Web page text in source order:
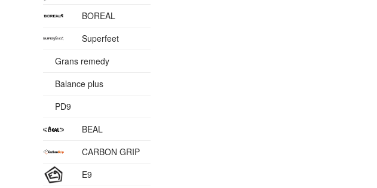
BOREAL
Superfeet
Grans remedy
Balance plus
PD9
BEAL
CARBON GRIP
E9